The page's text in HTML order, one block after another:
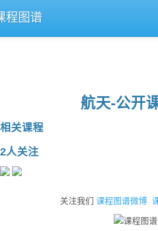
程图谱
航天-公开
相关课程
2人关注
关注我们 课程图谱微博